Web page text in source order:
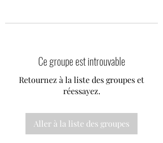
Ce groupe est introuvable
Retournez à la liste des groupes et
réessayez.
Aller à la liste des groupes